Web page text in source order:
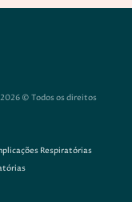
© Todos os direitos
Respiratórias